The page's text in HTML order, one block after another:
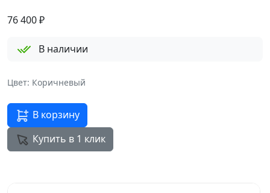
76 400₽
В наличии
Цвет: Коричневый
В корзину
Купить в 1 клик